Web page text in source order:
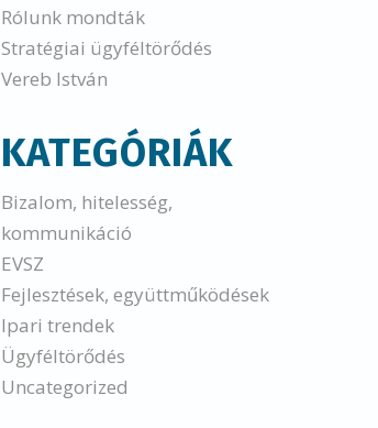
Rólunk mondták
Stratégiai ügyféltörődés
Vereb István
KATEGÓRIÁK
Bizalom, hitelesség,
kommunikáció
EVSZ
Fejlesztések, együttműködések
Ipari trendek
Ügyféltörődés
Uncategorized